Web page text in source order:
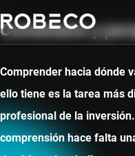
Comentario y
Comprender hacia dónde
ello tiene es la tarea más
profesional de la
comprensión hace falta